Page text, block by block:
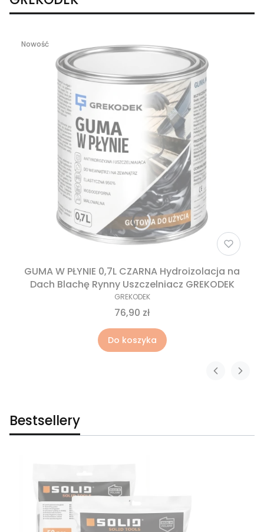
Nowość
GUMA W PŁYNIE 0,7L CZARNA Hydroizolacja na
Dach Blachę Rynny Uszczelniacz GREKODEK
GREKODEK
76,90 zł
Do koszyka
Bestsellery